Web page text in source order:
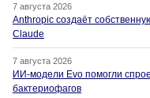
7 августа 2026
Anthropic создаёт
Claude
7 августа 2026
ИИ-модели Evo помогли
бактериофагов